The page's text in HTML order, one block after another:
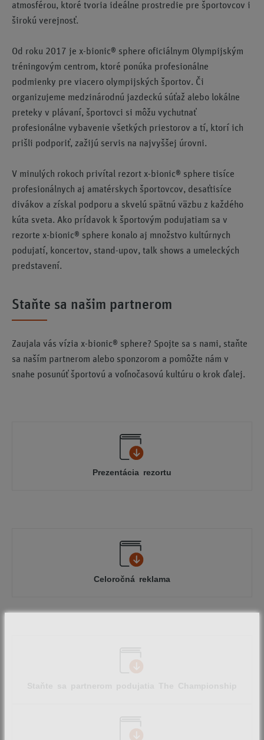
atmosférou, ktoré tvoria ideálne prostredie pre športovcov i
širokú verejnosť.
Od roku 2017 je x-bionic® sphere oficiálnym Olympijským
tréningovým centrom, ktoré ponúka profesionálne
podmienky pre viacero olympijských športov. Či
organizujeme medzinárodnú jazdeckú súťaž alebo lokálne
preteky v plávaní, športovci si môžu vychutnať
profesionálne vybavenie všetkých priestorov a tí, ktorí ich
prišli podporiť, zažijú servis na najvyššej úrovni.
V minulých rokoch privítal rezort x-bionic® sphere tisíce
profesionálnych aj amatérskych športovcov, desaťtisíce
divákov a získal podporu a skvelú spätnú väzbu z každého
kúta sveta. Ako prídavok k športovým podujatiam sa v
rezorte x-bionic® sphere konalo aj množstvo kultúrnych
podujatí, koncertov, stand-upov, talk shows a umeleckých
predstavení.
Staňte sa našim partnerom
Zaujala vás vízia x-bionic® sphere? Spojte sa s nami, staňte
sa naším partnerom alebo sponzorom a pomôžte nám v
snahe posunúť športovú a voľnočasovú kultúru o krok ďalej.
Prezentácia rezortu
Celoročná reklama